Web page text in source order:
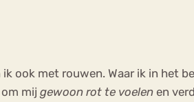
ook met rouwen. Waar ik in het
mij gewoon rot te voelen en